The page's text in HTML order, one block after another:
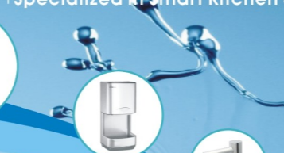
通过中国节水
感应洁具产品入选国家节能